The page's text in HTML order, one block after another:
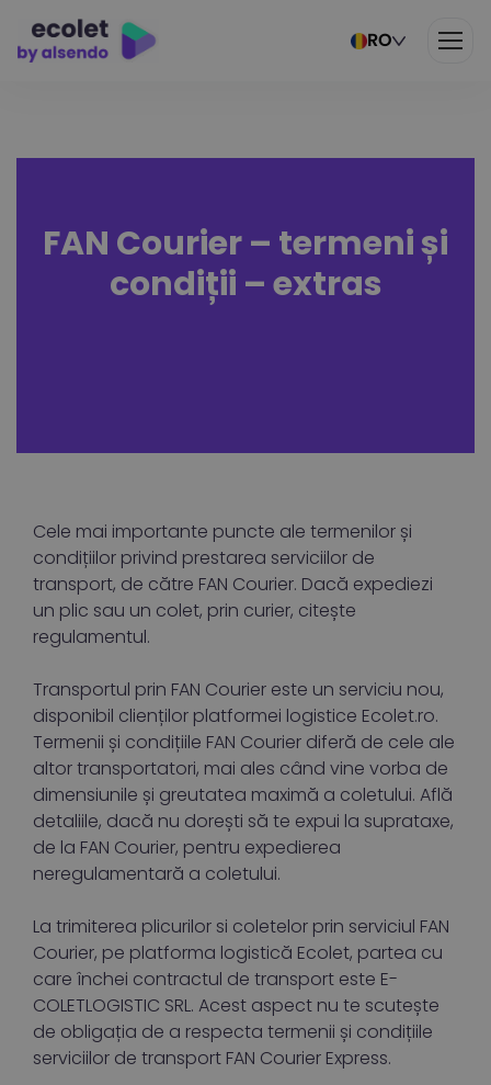
RO
FAN Courier – termeni și
condiții – extras
Cele mai importante puncte ale termenilor și
condițiilor privind prestarea serviciilor de
transport, de către FAN Courier. Dacă expediezi
un plic sau un colet, prin curier, citește
regulamentul.
Transportul prin FAN Courier este un serviciu nou,
disponibil clienților platformei logistice Ecolet.ro.
Termenii și condițiile FAN Courier diferă de cele ale
altor transportatori, mai ales când vine vorba de
dimensiunile și greutatea maximă a coletului. Află
detaliile, dacă nu dorești să te expui la suprataxe,
de la FAN Courier, pentru expedierea
neregulamentară a coletului.
La trimiterea plicurilor si coletelor prin serviciul FAN
Courier, pe platforma logistică Ecolet, partea cu
care închei contractul de transport este E-
COLETLOGISTIC SRL. Acest aspect nu te scutește
de obligația de a respecta termenii și condițiile
serviciilor de transport FAN Courier Express.